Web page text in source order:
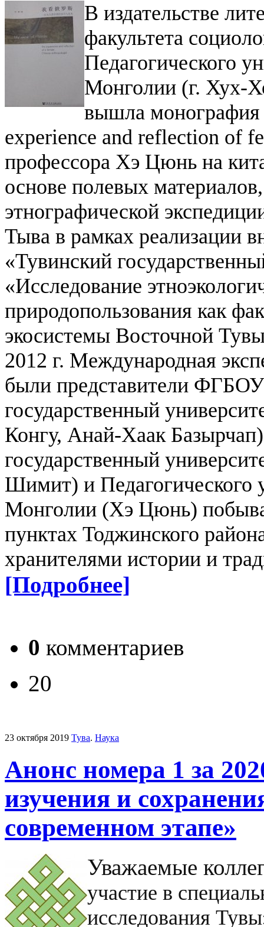
В издательстве
факультета
Педагогического
Монголии (г. Хух-
вышла
experience and reflection of
профессора Хэ Цюнь на
основе полевых
этнографической
Тыва в рамках реализации
«Тувинский
«Исследование
природопользования как
экосистемы Восточной
2012 г. Международная
были представители
государственный
Конгу, Анай-Хаак
государственный
Шимит) и Педагогического
Монголии (Хэ Цюнь)
пунктах Тоджинского
хранителями истории и
[Подробнее]
0 комментариев
20
23 октября 2019 Тува. Наука
Анонс номера 1 за
изучения и
современном этапе»
Уважаемые
участие в
исследования